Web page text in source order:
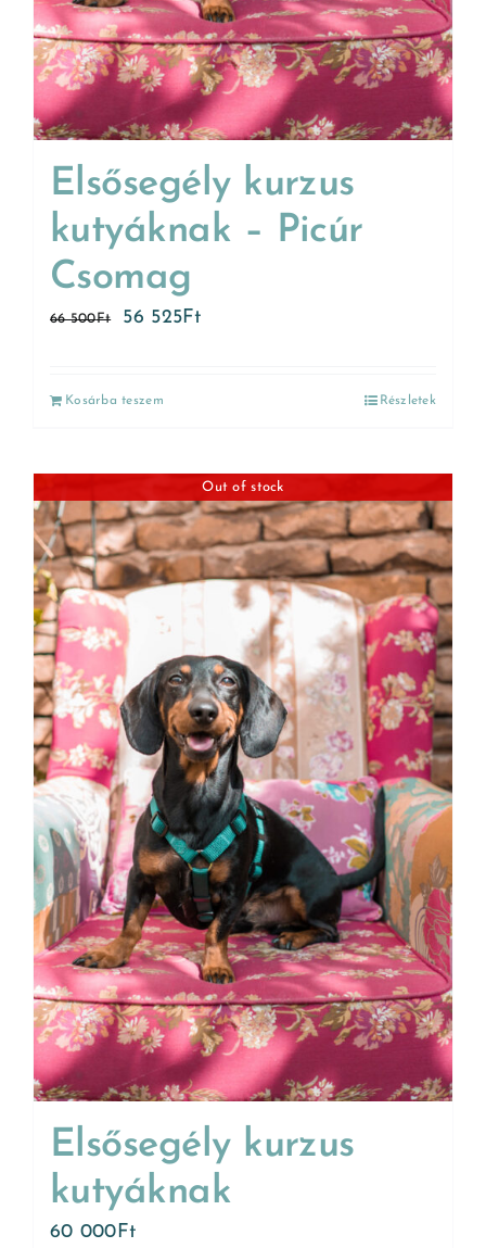
Elsősegély kurzus
kutyáknak – Picúr
Csomag
66 500Ft 56 525Ft
Kosárba teszem Részletek
Out of stock
Elsősegély kurzus
kutyáknak
60 000Ft